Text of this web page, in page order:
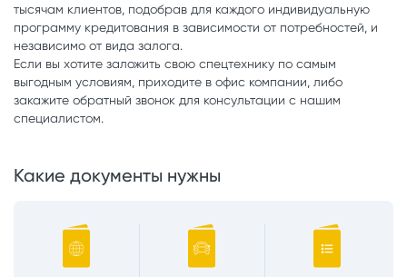
тысячам клиентов, подобрав для каждого индивидуальную
программу кредитования в зависимости от потребностей, и
независимо от вида залога.
Если вы хотите заложить свою спецтехнику по самым
выгодным условиям, приходите в офис компании, либо
закажите обратный звонок для консультации с нашим
специалистом.
Какие документы нужны